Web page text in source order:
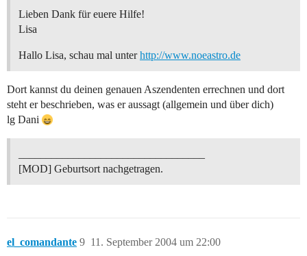
Lieben Dank für euere Hilfe!
Lisa
Hallo Lisa, schau mal unterhttp://www.noeastro.de
Dort kannst du deinen genauen Aszendenten errechnen und dort
steht er beschrieben, was er aussagt (allgemein und über dich)
lg Dani
[MOD] Geburtsort nachgetragen.
el_comandante 11. September 2004 um 22:00
9